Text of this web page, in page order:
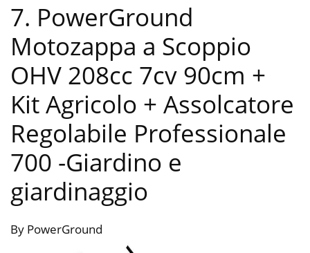
7. PowerGround
Motozappa a Scoppio
OHV 208cc 7cv 90cm +
Kit Agricolo + Assolcatore
Regolabile Professionale
700 -Giardino e
giardinaggio
By PowerGround